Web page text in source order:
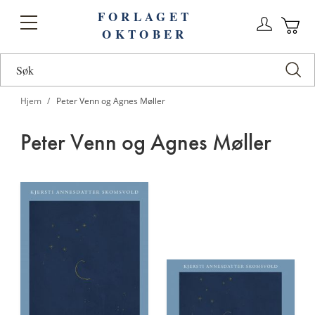
Toggle
FORLAGET
OKTOBER
Hjem Peter Venn og Agnes Møller
Peter Venn og Agnes Møller